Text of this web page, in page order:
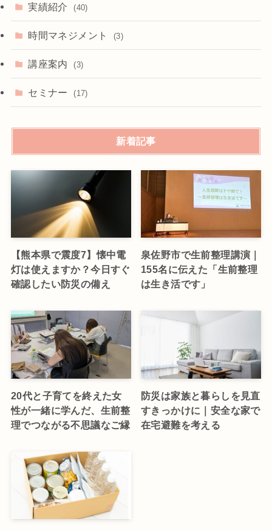
実績紹介 (40)
時間マネジメント (3)
講座案内 (3)
セミナー (17)
新着記事
【熊本県で震度7】懐中電
灯は使えますか？今日すぐ
確認したい防災の備え
泉佐野市で生前整理講演｜
155名に伝えた「生前整理
は生き活です」
20代と子育てを終えた女
性が一緒に学んだ、生前整
理でつながる不思議なご縁
防災は家族と暮らしを見直
すきっかけに｜安全な家で
在宅避難を考える